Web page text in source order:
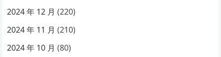
2024 年 12 月 (220)
2024 年 11 月 (210)
2024 年 10 月 (80)